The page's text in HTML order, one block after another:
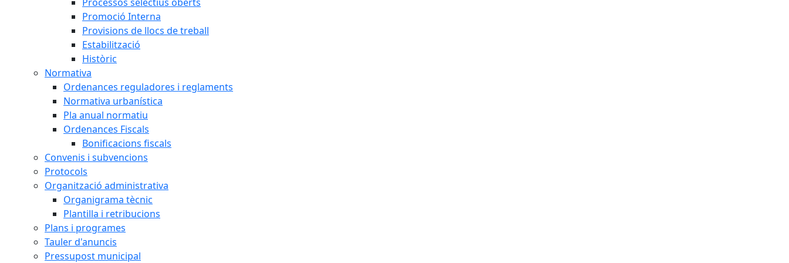
Promoció Interna
Provisions de llocs de treball
Estabilització
Històric
Normativa
Ordenances reguladores i reglaments
Normativa urbanística
Pla anual normatiu
Ordenances Fiscals
Bonificacions fiscals
Convenis i subvencions
Protocols
Organització administrativa
Organigrama tècnic
Plantilla i retribucions
Plans i programes
Tauler d'anuncis
Pressupost municipal